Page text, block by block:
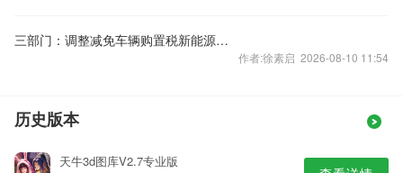
三部门：调整减免车辆购置税新能源汽车产品技术要求
作者:徐素启 2026-08-10 11:54
历史版本
天牛3d图库V2.7专业版